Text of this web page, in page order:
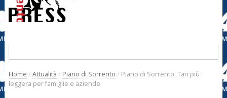
Home / Attualità / Piano di Sorrento / Piano di Sorrento. Tari più
leggera per famiglie e aziende